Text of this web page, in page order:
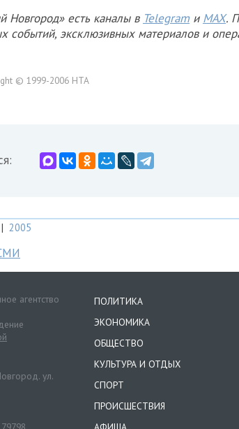
есть каналы в Telegram и MAX.
событий, эксклюзивных материалов и
© 1999-2006 НТА
| 2005
агентство
ул.
ПОЛИТИКА
ЭКОНОМИКА
ОБЩЕСТВО
КУЛЬТУРА И ОТДЫХ
СПОРТ
ПРОИСШЕСТВИЯ